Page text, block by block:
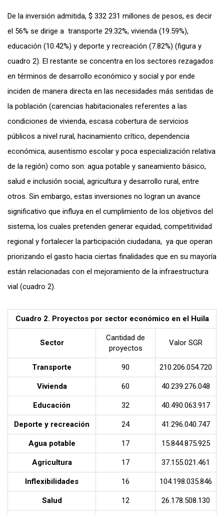
De la inversión admitida, $ 332 231 millones de pesos, es decir
el 56% se dirige a transporte 29.32%, vivienda (19.59%),
educación (10.42%) y deporte y recreación (7.82%) (figura y
cuadro 2). El restante se concentra en los sectores rezagados
en términos de desarrollo económico y social y por ende
inciden de manera directa en las necesidades más sentidas de
la población (carencias habitacionales referentes a las
condiciones de vivienda, escasa cobertura de servicios
públicos a nivel rural, hacinamiento crítico, dependencia
económica, ausentismo escolar y poca especialización relativa
de la región) como son: agua potable y saneamiento básico,
salud e inclusión social, agricultura y desarrollo rural, entre
otros. Sin embargo, estas inversiones no logran un avance
significativo que influya en el cumplimiento de los objetivos del
sistema, los cuales pretenden generar equidad, competitividad
regional y fortalecer la participación ciudadana, ya que operan
priorizando el gasto hacia ciertas finalidades que en su mayoría
están relacionadas con el mejoramiento de la infraestructura
vial (cuadro 2).
Cuadro 2. Proyectos por sector económico en el Huila
Sector
Cantidad de
proyectos
Valor SGR
Transporte 90 210.206.054.720
Vivienda 60 40.239.276.048
Educación 32 40.490.063.917
Deporte y recreación 24 41.296.040.747
Agua potable 17 15.844.875.925
Agricultura 17 37.155.021.461
Inflexibilidades 16 104.198.035.846
Salud 12 26.178.508.130